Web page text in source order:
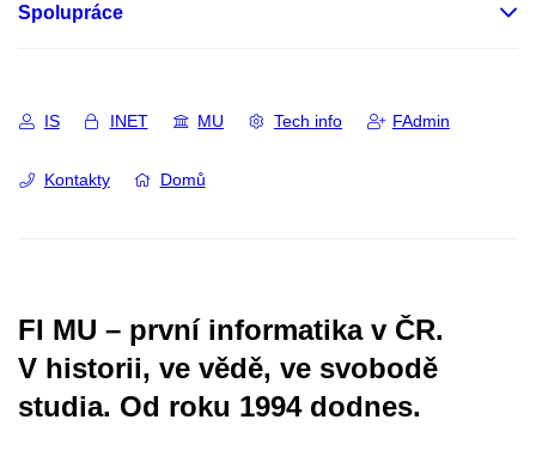
Spolupráce
IS INET MU Tech info FAdmin
Kontakty Domů
FI MU – první informatika v ČR.
V historii, ve vědě, ve svobodě
studia. Od roku 1994 dodnes.